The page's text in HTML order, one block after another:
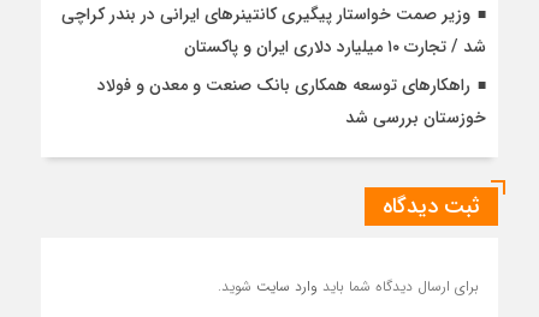
وزیر صمت خواستار پیگیری کانتینرهای ایرانی در بندر کراچی
شد / تجارت ۱۰ میلیارد دلاری ایران و پاکستان
راهکارهای توسعه همکاری بانک صنعت و معدن و فولاد
خوزستان بررسی شد
ثبت دیدگاه
برای ارسال دیدگاه شما باید وارد سایت شوید.